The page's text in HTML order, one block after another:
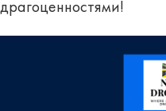
драгоценностями!